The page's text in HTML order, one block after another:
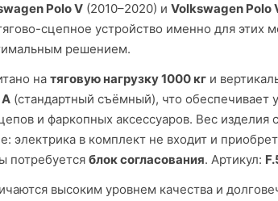
Polo V (2010–2020) и Volkswagen Polo
сцепное устройство именно для этих
решением.
на тяговую нагрузку 1000 кг и
A (стандартный съёмный), что обеспечивает
и фаркопных аксессуаров. Вес изделия
электрика в комплект не входит и
потребуется блок согласования. Артикул:
высоким уровнем качества и